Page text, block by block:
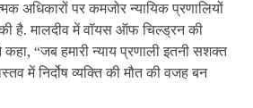
अधिकारों पर कमजोर न्यायिक प्रणालियों
है. मालदीव में वॉयस ऑफ चिल्ड्रन की
“जब हमारी न्याय प्रणाली इतनी सशक्त
में निर्दोष व्यक्ति की मौत की वजह बन